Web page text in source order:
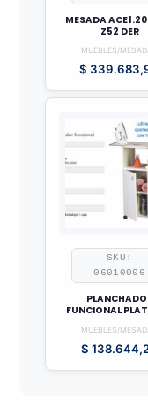
MESADA
Z52 DER
MUEBLES/
$
SKU:
06010006
FUNCIONAL
MUEBLES/
$